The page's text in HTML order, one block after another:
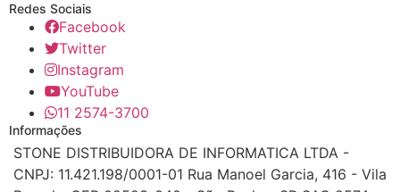
Redes Sociais
Facebook
Twitter
Instagram
YouTube
11 2574-3700
Informações
STONE DISTRIBUIDORA DE INFORMATICA LTDA -
CNPJ: 11.421.198/0001-01 Rua Manoel Garcia, 416 - Vila